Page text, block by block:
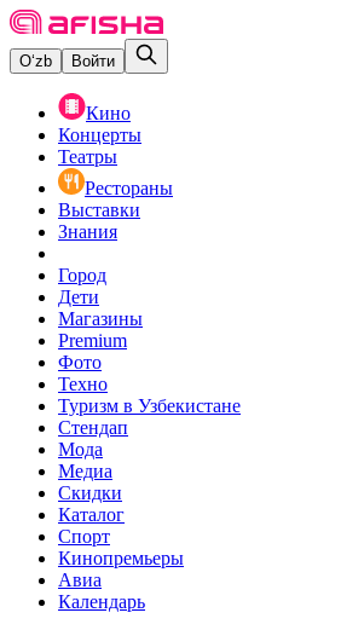
O‘zb Войти
Кино
Концерты
Театры
Рестораны
Выставки
Знания
Город
Дети
Магазины
Premium
Фото
Техно
Туризм в Узбекистане
Стендап
Мода
Медиа
Скидки
Каталог
Спорт
Кинопремьеры
Авиа
Календарь